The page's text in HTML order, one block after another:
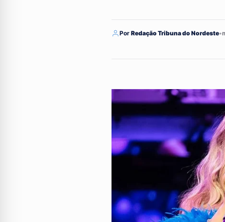
Por Redação Tribuna do Nordeste•